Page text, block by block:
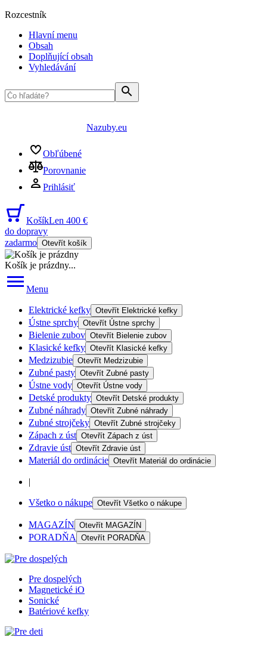
Rozcestník
Hlavní menu
Obsah
Doplňující obsah
Vyhledávání
Nazuby.eu
Obľúbené
Porovnanie
Prihlásiť
KošíkLen 400 €
do dopravy
zadarmo Otevřít košík
Košík je prázdny...
Menu
Elektrické kefky Otevřít Elektrické kefky
Ústne sprchy Otevřít Ústne sprchy
Bielenie zubov Otevřít Bielenie zubov
Klasické kefky Otevřít Klasické kefky
Medzizubie Otevřít Medzizubie
Zubné pasty Otevřít Zubné pasty
Ústne vody Otevřít Ústne vody
Detské produkty Otevřít Detské produkty
Zubné náhrady Otevřít Zubné náhrady
Zubné strojčeky Otevřít Zubné strojčeky
Zápach z úst Otevřít Zápach z úst
Zdravie úst Otevřít Zdravie úst
Materiál do ordinácie Otevřít Materiál do ordinácie
|
Všetko o nákupe Otevřít Všetko o nákupe
MAGAZÍN Otevřít MAGAZÍN
PORADŇA Otevřít PORADŇA
Pre dospelých
Magnetické iO
Sonické
Batériové kefky